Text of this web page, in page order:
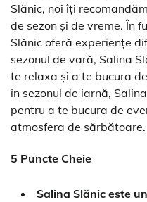
Slănic, noi îți
de sezon și de vreme. În
Slănic oferă experiențe
sezonul de vară, Salina
te relaxa și a te bucura
în sezonul de iarnă,
pentru a te bucura de
atmosfera de sărbătoare.
5 Puncte Cheie
Salina Slănic este